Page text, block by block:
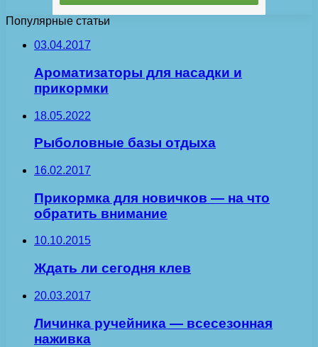
Популярные статьи
03.04.2017
Ароматизаторы для насадки и
прикормки
18.05.2022
Рыболовные базы отдыха
16.02.2017
Прикормка для новичков — на что
обратить внимание
10.10.2015
Ждать ли сегодня клев
20.03.2017
Личинка ручейника — всесезонная
наживка